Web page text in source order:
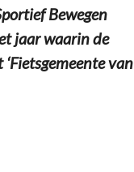
Bewegen
jaar waarin de
van